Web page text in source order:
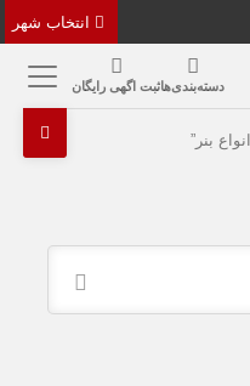
دسته‌بندی‌هاثبت اگهی رایگان
بنر”